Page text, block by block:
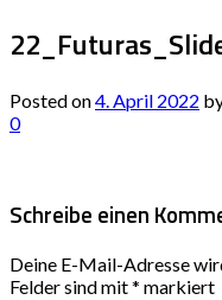
Posted on4. April 2022
0
Schreibe einen
Deine E-Mail-Adresse
Felder sind mit* markiert